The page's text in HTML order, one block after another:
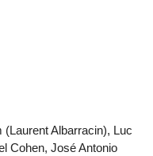
Albarracin), Luc
Cohen, José Antonio